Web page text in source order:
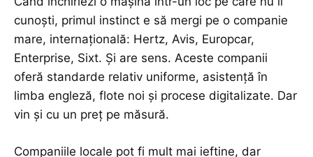
cunoști, primul instinct e să mergi pe o companie
mare, internațională: Hertz, Avis, Europcar,
Enterprise, Sixt. Și are sens. Aceste companii
oferă standarde relativ uniforme, asistență în
limba engleză, flote noi și procese digitalizate. Dar
vin și cu un preț pe măsură.
Companiile locale pot fi mult mai ieftine, dar